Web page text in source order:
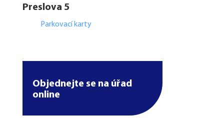
Preslova 5
Parkovací karty
Objednejte se na úřad
online